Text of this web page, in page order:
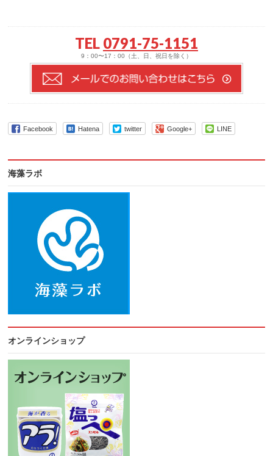
TEL 0791-75-1151
9：00〜17：00（土、日、祝日を除く）
Facebook Hatena twitter Google+ LINE
海藻ラボ
オンラインショップ